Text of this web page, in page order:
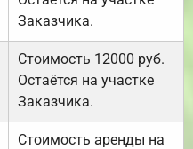
Заказчика.
Стоимость 12000 руб.
Остаётся на участке
Заказчика.
Стоимость аренды на